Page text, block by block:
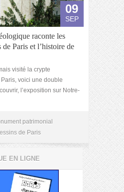
09
SEP
raconte les
de Paris et l’histoire de
visité la crypte
voici une double
l’exposition sur Notre-
patrimonial
de Paris
EN LIGNE